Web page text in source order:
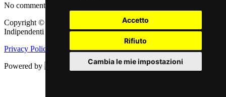
Accetto
Rifiuto
Cambia le mie impostazioni
No comments are posted
Copyright © 2011 - 2026 adEIdJ - Associazione delle Etichette
Indipendenti di Jazz. All Rights Reserved.
Privacy Policy
Cookie Policy
Powered by
Web Engine